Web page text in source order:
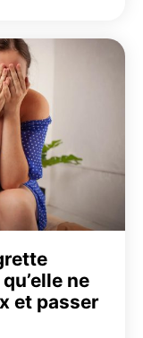
ne
et passer